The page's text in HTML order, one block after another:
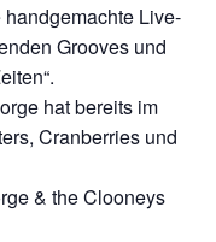
Live-
Grooves und
hat bereits im
Cranberries und
& the Clooneys